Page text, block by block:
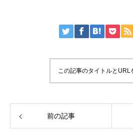
この記事のタイトルとURL
前の記事